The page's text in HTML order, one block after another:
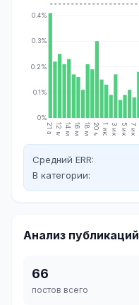
21 апр.12 мая 14 мая 16 мая 18 мая 20 мая 1 июн. 3 июн. 5 июн.7 июн.
0%
0.1%
0.2%
0.3%
0.4%
Средний ERR:
В категории:
Анализ публикаций
66
постов всего